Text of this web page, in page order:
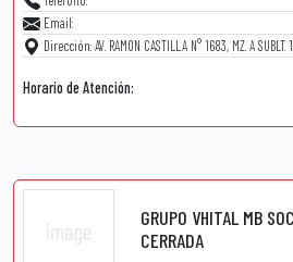
Email:
Dirección: AV. RAMON CASTILLA N° 1683, MZ. A SUBLT.
Horario de Atención:
GRUPO VHITAL MB
CERRADA